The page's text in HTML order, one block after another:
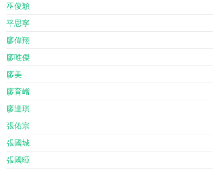
巫俊穎
平思寧
廖偉翔
廖唯傑
廖美
廖育嶒
廖達琪
張佑宗
張國城
張國暉